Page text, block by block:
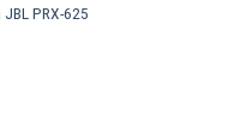
JBL PRX-625